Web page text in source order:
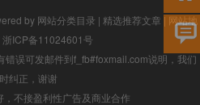
by 网站分类目录 | 精选推荐文章 | 网站地
浙ICP备11024601号
错误可发邮件到f_fb#foxmail.com说明，我们
纠正，谢谢
不接盈利性广告及商业合作